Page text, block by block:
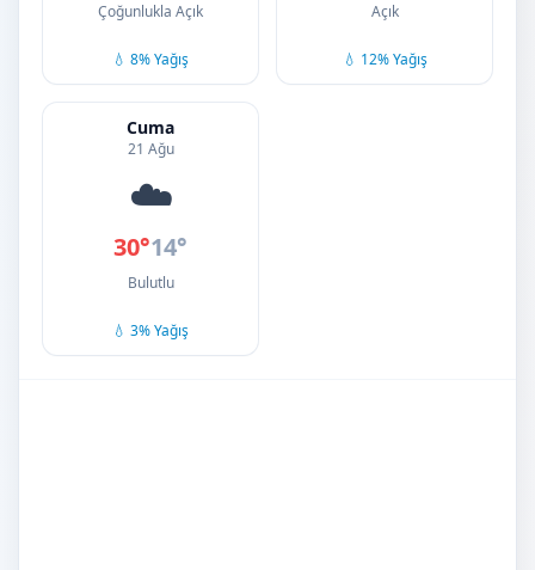
Çoğunlukla Açık
💧 8% Yağış
Açık
💧 12% Yağış
Cuma
21 Ağu
☁️
30°14°
Bulutlu
💧 3% Yağış